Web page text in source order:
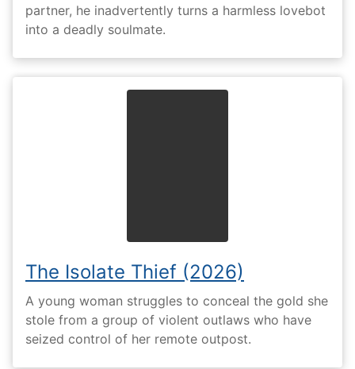
partner, he inadvertently turns a harmless lovebot
into a deadly soulmate.
The Isolate Thief (2026)
A young woman struggles to conceal the gold she
stole from a group of violent outlaws who have
seized control of her remote outpost.